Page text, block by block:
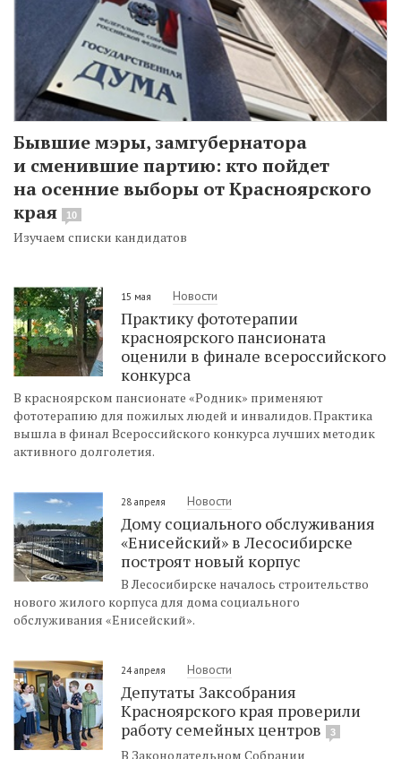
Бывшие мэры, замгубернатора
и сменившие партию: кто пойдет
на осенние выборы от Красноярского
края
10
Изучаем списки кандидатов
15 мая Новости
Практику фототерапии
красноярского пансионата
оценили в финале всероссийского
конкурса
В красноярском пансионате «Родник» применяют
фототерапию для пожилых людей и инвалидов. Практика
вышла в финал Всероссийского конкурса лучших методик
активного долголетия.
28 апреля Новости
Дому социального обслуживания
«Енисейский» в Лесосибирске
построят новый корпус
В Лесосибирске началось строительство
нового жилого корпуса для дома социального
обслуживания «Енисейский».
24 апреля Новости
Депутаты Заксобрания
Красноярского края проверили
работу семейных центров
3
В Законодательном Собрании